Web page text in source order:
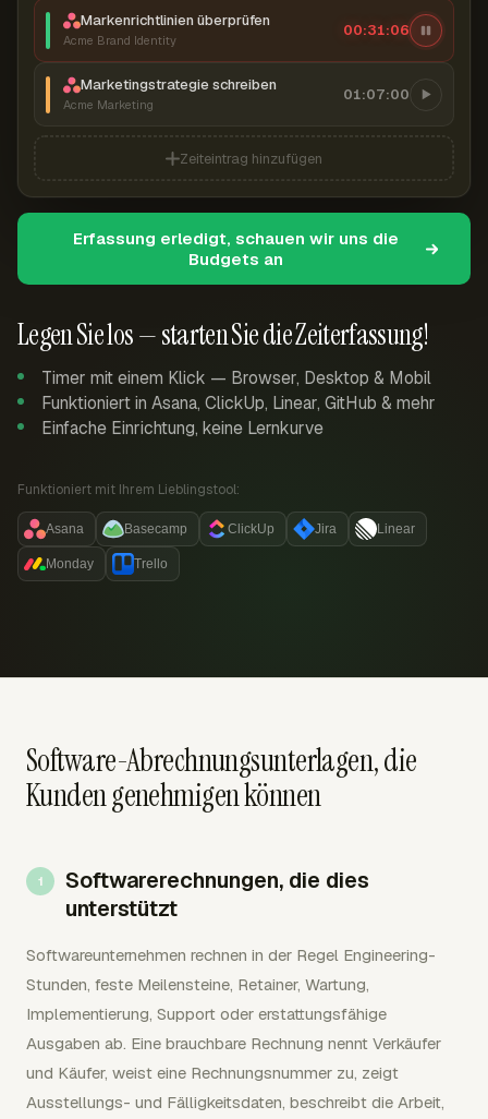
Legen Sie los — starten Sie die Zeiterfassung!
Timer mit einem Klick — Browser, Desktop & Mobil
Funktioniert in Asana, ClickUp, Linear, GitHub & mehr
Einfache Einrichtung, keine Lernkurve
Funktioniert mit Ihrem Lieblingstool:
Asana Basecamp ClickUp Jira Linear
Monday Trello
Markenrichtlinien überprüfen
Acme Brand Identity
00:31:07
Marketingstrategie schreiben
Acme Marketing
01:07:00
Zeiteintrag hinzufügen
Erfassung erledigt, schauen wir uns die
Budgets an
Software-Abrechnungsunterlagen, die
Kunden genehmigen können
Softwarerechnungen, die dies
unterstützt
Softwareunternehmen rechnen in der Regel Engineering-
Stunden, feste Meilensteine, Retainer, Wartung,
Implementierung, Support oder erstattungsfähige
Ausgaben ab. Eine brauchbare Rechnung nennt Verkäufer
und Käufer, weist eine Rechnungsnummer zu, zeigt
Ausstellungs- und Fälligkeitsdaten, beschreibt die Arbeit,